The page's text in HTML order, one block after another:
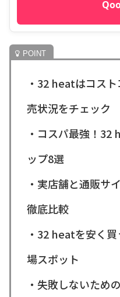
・32 heatはコス
売状況をチェック
・コスパ最強！32
ップ8選
・実店舗と通販サ
徹底比較
・32 heatを安く
場スポット
・失敗しないため